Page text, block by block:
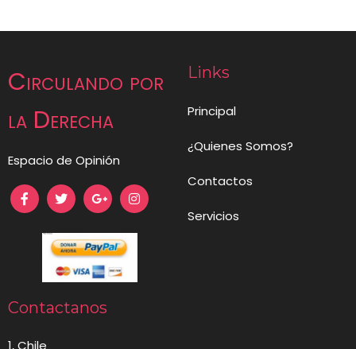
Circulando por
la Derecha
Espacio de Opinión
Links
Principal
¿Quienes Somos?
Contactos
Servicios
Contactanos
1, Chile